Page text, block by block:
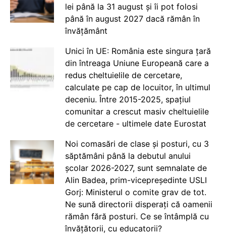
lei până la 31 august și îi pot folosi
până în august 2027 dacă rămân în
învățământ
Unici în UE: România este singura țară
din întreaga Uniune Europeană care a
redus cheltuielile de cercetare,
calculate pe cap de locuitor, în ultimul
deceniu. Între 2015-2025, spațiul
comunitar a crescut masiv cheltuielile
de cercetare - ultimele date Eurostat
Noi comasări de clase și posturi, cu 3
săptămâni până la debutul anului
școlar 2026-2027, sunt semnalate de
Alin Badea, prim-vicepreședinte USLI
Gorj: Ministerul o comite grav de tot.
Ne sună directorii disperați că oamenii
rămân fără posturi. Ce se întâmplă cu
învățătorii, cu educatorii?